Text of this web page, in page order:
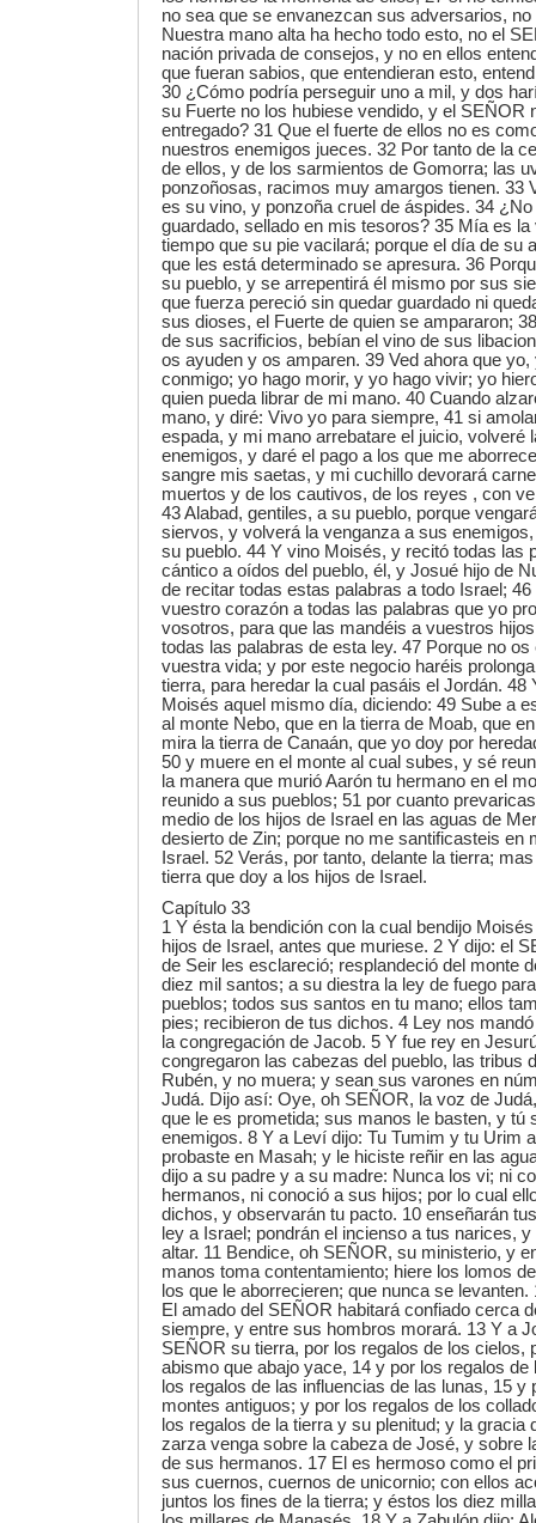
no sea que se envanezcan sus adversarios, no
Nuestra mano alta ha hecho todo esto, no el
nación privada de consejos, y no en ellos
que fueran sabios, que entendieran esto,
30 ¿Cómo podría perseguir uno a mil, y dos
su Fuerte no los hubiese vendido, y el SEÑOR
entregado? 31 Que el fuerte de ellos no es
nuestros enemigos jueces. 32 Por tanto de la
de ellos, y de los sarmientos de Gomorra; las
ponzoñosas, racimos muy amargos tienen. 33
es su vino, y ponzoña cruel de áspides. 34
guardado, sellado en mis tesoros? 35 Mía es
tiempo que su pie vacilará; porque el día de su
que les está determinado se apresura. 36
su pueblo, y se arrepentirá él mismo por sus
que fuerza pereció sin quedar guardado ni
sus dioses, el Fuerte de quien se ampararon;
de sus sacrificios, bebían el vino de sus
os ayuden y os amparen. 39 Ved ahora que
conmigo; yo hago morir, y yo hago vivir; yo
quien pueda librar de mi mano. 40 Cuando
mano, y diré: Vivo yo para siempre, 41 si
espada, y mi mano arrebatare el juicio, volveré
enemigos, y daré el pago a los que me
sangre mis saetas, y mi cuchillo devorará
muertos y de los cautivos, de los reyes , con
43 Alabad, gentiles, a su pueblo, porque
siervos, y volverá la venganza a sus
su pueblo. 44 Y vino Moisés, y recitó todas las
cántico a oídos del pueblo, él, y Josué hijo de
de recitar todas estas palabras a todo Israel;
vuestro corazón a todas las palabras que yo
vosotros, para que las mandéis a vuestros
todas las palabras de esta ley. 47 Porque no
vuestra vida; y por este negocio haréis
tierra, para heredar la cual pasáis el Jordán. 48
Moisés aquel mismo día, diciendo: 49 Sube a
al monte Nebo, que en la tierra de Moab, que
mira la tierra de Canaán, que yo doy por
50 y muere en el monte al cual subes, y sé
la manera que murió Aarón tu hermano en el
reunido a sus pueblos; 51 por cuanto
medio de los hijos de Israel en las aguas de
desierto de Zin; porque no me santificasteis en
Israel. 52 Verás, por tanto, delante la tierra;
tierra que doy a los hijos de Israel.
Capítulo 33
1 Y ésta la bendición con la cual bendijo
hijos de Israel, antes que muriese. 2 Y dijo: el
de Seir les esclareció; resplandeció del monte
diez mil santos; a su diestra la ley de fuego
pueblos; todos sus santos en tu mano; ellos
pies; recibieron de tus dichos. 4 Ley nos
la congregación de Jacob. 5 Y fue rey en
congregaron las cabezas del pueblo, las tribus
Rubén, y no muera; y sean sus varones en
Judá. Dijo así: Oye, oh SEÑOR, la voz de
que le es prometida; sus manos le basten, y tú
enemigos. 8 Y a Leví dijo: Tu Tumim y tu Urim
probaste en Masah; y le hiciste reñir en las
dijo a su padre y a su madre: Nunca los vi; ni
hermanos, ni conoció a sus hijos; por lo cual
dichos, y observarán tu pacto. 10 enseñarán
ley a Israel; pondrán el incienso a tus narices,
altar. 11 Bendice, oh SEÑOR, su ministerio, y
manos toma contentamiento; hiere los lomos
los que le aborrecieren; que nunca se
El amado del SEÑOR habitará confiado cerca
siempre, y entre sus hombros morará. 13 Y a
SEÑOR su tierra, por los regalos de los cielos,
abismo que abajo yace, 14 y por los regalos
los regalos de las influencias de las lunas, 15 y
montes antiguos; y por los regalos de los
los regalos de la tierra y su plenitud; y la gracia
zarza venga sobre la cabeza de José, y sobre
de sus hermanos. 17 El es hermoso como el
sus cuernos, cuernos de unicornio; con ellos
juntos los fines de la tierra; y éstos los diez